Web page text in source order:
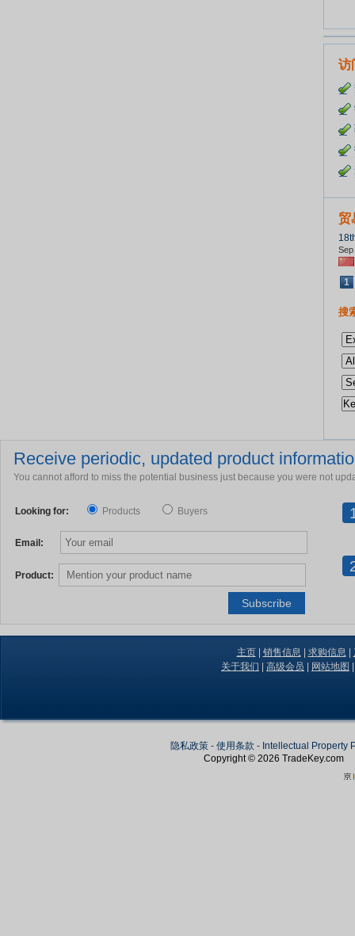
访
贸
1
搜
Receive periodic, updated product
You cannot afford to miss the potential business just because you were not
Looking for: Products Buyers
Email:
Product:
主页| 销售信息 求购信息
关于我们
高级会员 网站地图
隐私政策 - 使用条款 - Intellectual Property
Copyright © 2026 TradeKey.com